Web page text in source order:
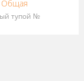
Общая